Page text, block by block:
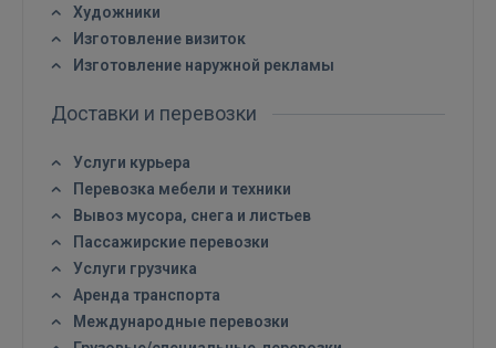
Войти
ВОЙТИ
Забыли пароль?
FACEBOOK
Художники
Изготовление визиток
Изготовление наружной рекламы
Доставки и перевозки
Услуги курьера
Перевозка мебели и техники
Вывоз мусора, снега и листьев
Пассажирские перевозки
Услуги грузчика
Аренда транспорта
Международные перевозки